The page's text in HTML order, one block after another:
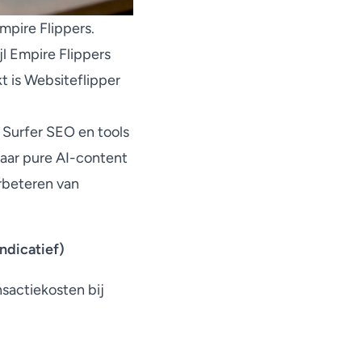
Flippers.
Empire Flippers
is Websiteflipper
SEO en tools
pure AI-content
van
bij